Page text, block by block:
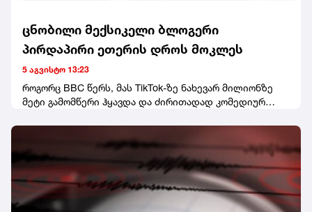
ცნობილი მექსიკელი ბლოგერი
პირდაპირი ეთერის დროს მოკლეს
5 აგვისტო 13:23
როგორც BBC წერს, მას TikTok-ზე ნახევარ მილიონზე
მეტი გამომწერი ჰყავდა და ძირითადად კომედიურ
პოლიციას ჯერჯერობით არავინ დაუკავებია.
ეჭვმიტანილები ადგილიდან მიიმალნენ.ცნობისთვის,
ეს მექსიკაში ინფლუენსერის მკვლელობის პირველი
შემთხვევა არ არის. გასულ წელს, 23 წლის ვალერია
მარკესი სილამაზის სალონში, TikTok-ზე პირდაპირი
ეთერის დროს მოკლეს.